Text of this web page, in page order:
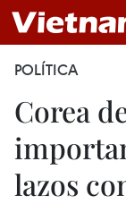
POLÍTICA
Corea
lazos